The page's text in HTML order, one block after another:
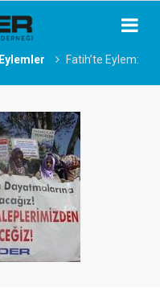
Eylemler
Fatih’te Eylem: